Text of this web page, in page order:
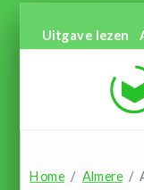
Uitgave lezen
Home Almere